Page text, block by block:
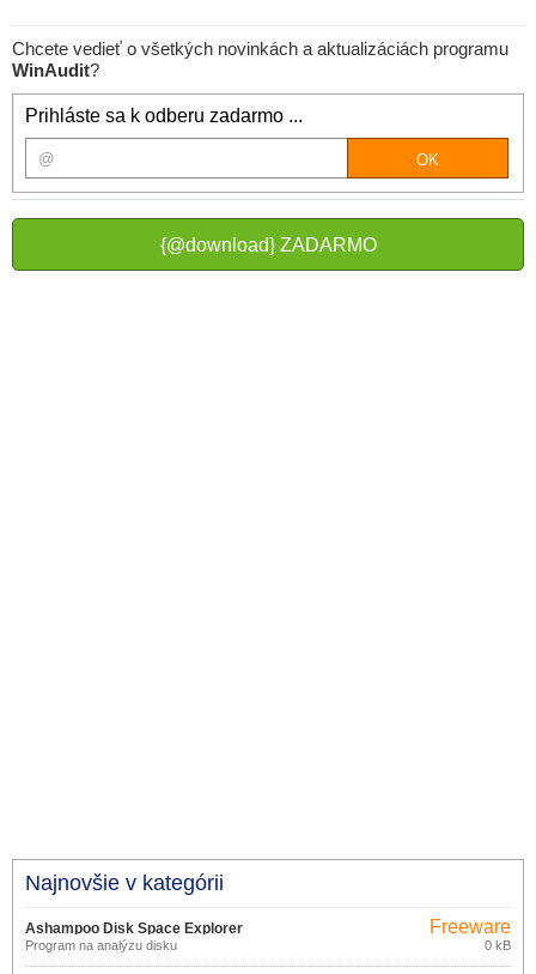
Chcete vedieť o všetkých novinkách a aktualizáciách programu
WinAudit?
Prihláste sa k odberu zadarmo ...
{@download} ZADARMO
Najnovšie v kategórii
Ashampoo Disk Space Explorer
2023.38823
Program na analýzu disku
Freeware
0 kB